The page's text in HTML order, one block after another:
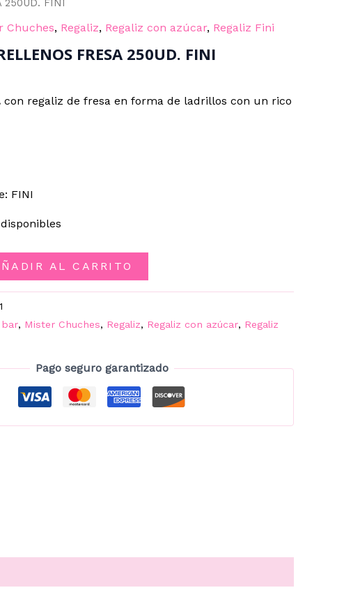
250UD. FINI
Chuches, Regaliz, Regaliz con azúcar, Regaliz Fini
FRESA 250UD. FINI
con regaliz de fresa en forma de ladrillos con un rico
FINI
AL CARRITO
bar, Mister Chuches, Regaliz, Regaliz con azúcar, Regaliz
Pago seguro garantizado